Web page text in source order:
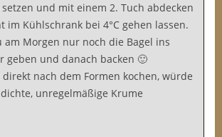
und mit einem 2. Tuch abdecken
im Kühlschrank bei 4°C gehen lassen.
am Morgen nur noch die Bagel ins
geben und danach backen 🙂
nach dem Formen kochen, würde
unregelmäßige Krume